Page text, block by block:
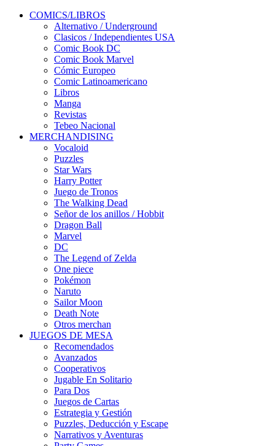
COMICS/LIBROS
Alternativo / Underground
Clasicos / Independientes USA
Comic Book DC
Comic Book Marvel
Cómic Europeo
Comic Latinoamericano
Libros
Manga
Revistas
Tebeo Nacional
MERCHANDISING
Vocaloid
Puzzles
Star Wars
Harry Potter
Juego de Tronos
The Walking Dead
Señor de los anillos / Hobbit
Dragon Ball
Marvel
DC
The Legend of Zelda
One piece
Pokémon
Naruto
Sailor Moon
Death Note
Otros merchan
JUEGOS DE MESA
Recomendados
Avanzados
Cooperativos
Jugable En Solitario
Para Dos
Juegos de Cartas
Estrategia y Gestión
Puzzles, Deducción y Escape
Narrativos y Aventuras